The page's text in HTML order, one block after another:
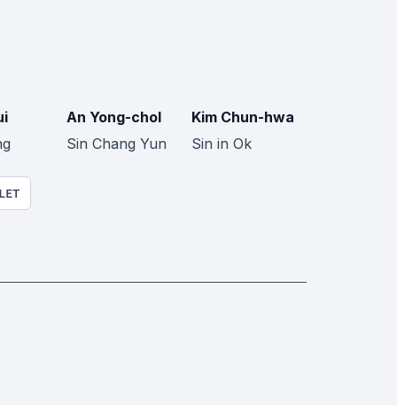
An Yong-chol
Sin Chang Yun
Kim Chun-hwa
Sin in Ok